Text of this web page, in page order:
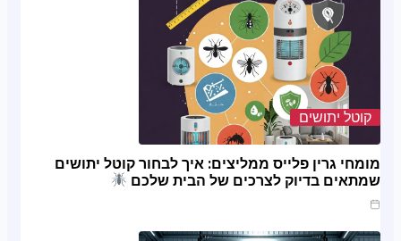
קוטל יתושים
מומחי גרין פלייס ממליצים: איך לבחור קוטל יתושים
שמתאים בדיוק לצרכים של הבית שלכם
מרץ 20, 2025